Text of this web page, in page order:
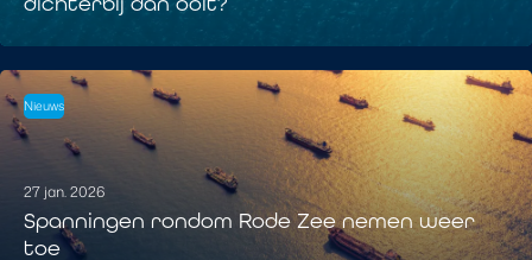
Nieuws
27 jan. 2026
Spanningen rondom Rode Zee nemen weer
toe